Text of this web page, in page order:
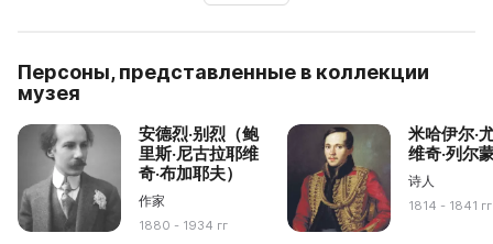
Персоны, представленные в коллекции
музея
安德烈·别烈（鲍
里斯·尼古拉耶维
奇·布加耶夫）
作家
1880 - 1934 гг
米哈伊尔·
维奇·列尔
诗人
1814 - 1841 гг